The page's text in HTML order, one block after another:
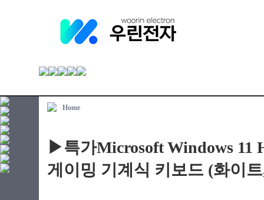
Home
▶특가Microsoft Windows 11
게이밍 기계식 키보드 (화이